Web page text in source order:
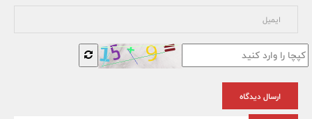
ارسال دیدگاه